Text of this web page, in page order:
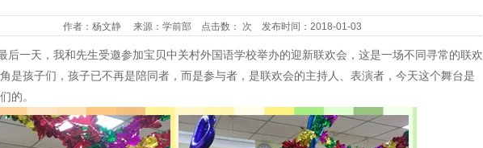
作者：杨文静 来源：学前部 点击数： 次 发布时间：2018-01-03
一天，我和先生受邀参加宝贝中关村外国语学校举办的迎新联欢会，这是一场不同寻常的联欢
是孩子们，孩子已不再是陪同者，而是参与者，是联欢会的主持人、表演者，今天这个舞台是
的。